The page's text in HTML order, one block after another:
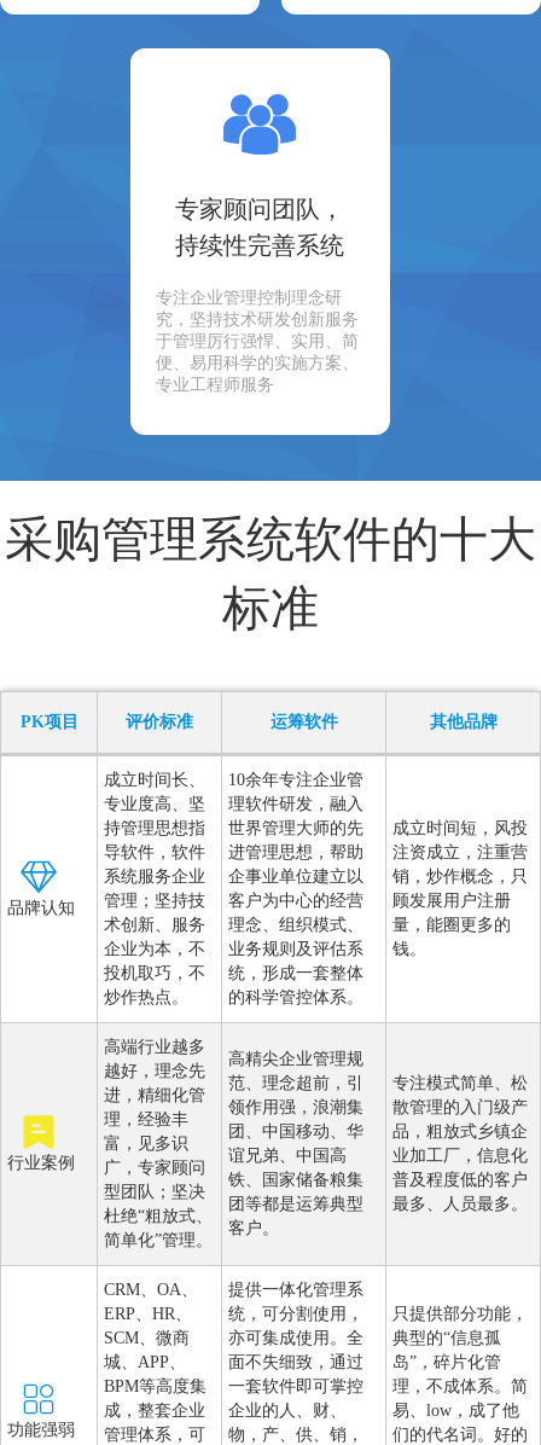
专家顾问团队，
持续性完善系统
专注企业管理控制理念研
究，坚持技术研发创新服务
于管理厉行强悍、实用、简
便、易用科学的实施方案、
专业工程师服务
采购管理系统软件的十大
标准
PK项目 评价标准 运筹软件 其他品牌
品牌认知
成立时间长、
专业度高、坚
持管理思想指
导软件，软件
系统服务企业
管理；坚持技
术创新、服务
企业为本，不
投机取巧，不
炒作热点。
10余年专注企业管
理软件研发，融入
世界管理大师的先
进管理思想，帮助
企事业单位建立以
客户为中心的经营
理念、组织模式、
业务规则及评估系
统，形成一套整体
的科学管控体系。
成立时间短，风投
注资成立，注重营
销，炒作概念，只
顾发展用户注册
量，能圈更多的
钱。
行业案例
高端行业越多
越好，理念先
进，精细化管
理，经验丰
富，见多识
广，专家顾问
型团队；坚决
杜绝“粗放式、
简单化”管理。
高精尖企业管理规
范、理念超前，引
领作用强，浪潮集
团、中国移动、华
谊兄弟、中国高
铁、国家储备粮集
团等都是运筹典型
客户。
专注模式简单、松
散管理的入门级产
品，粗放式乡镇企
业加工厂，信息化
普及程度低的客户
最多、人员最多。
功能强弱
CRM、OA、
ERP、HR、
SCM、微商
城、APP、
BPM等高度集
成，整套企业
管理体系，可
提供一体化管理系
统，可分割使用，
亦可集成使用。全
面不失细致，通过
一套软件即可掌控
企业的人、财、
物，产、供、销，
只提供部分功能，
典型的“信息孤
岛”，碎片化管
理，不成体系。简
易、low，成了他
们的代名词。好的